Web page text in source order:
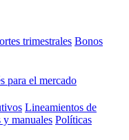
trimestrales Bonos
para el mercado
Lineamientos de
manuales Políticas